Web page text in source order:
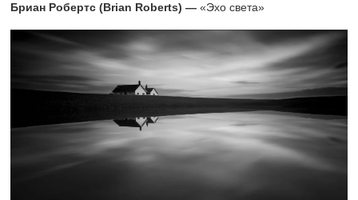
Бриан Робертс (Brian Roberts) — «Эхо света»